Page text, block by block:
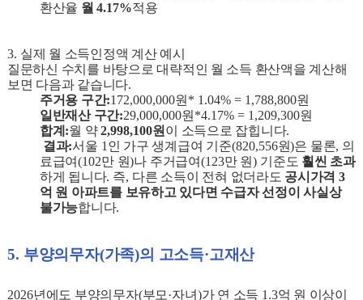
환산율 월4.17%적용
3. 실제 월 소득인정액 계산 예시
질문하신 수치를 바탕으로 대략적인 월 소득 환산액을 계산해
보면 다음과 같습니다.
주거용 구간:172,000,000원 * 1.04% = 1,788,800원
일반재산 구간:29,000,000원 *4.17% = 1,209,300원
합계 :월 약2,998,100원 이 소득으로 잡힙니다.
결과:서울 1 인 가구 생계급여 기준(820,556원)은 물론, 의
료급여(102만 원)나 주거급여(123만 원) 기준도 훨씬 초과
하게 됩니다. 즉, 다른 소득이 전혀 없더라도 공시가격 3
억 원 아파트를 보유하고 있다면 수급자 선정이 사실상
불가능합니다.
5. 부양의무자(가족)의 고소득·고재산
2026년에도 부양의무자(부모 ·자녀)가 연 소득 1.3억 원 이상이